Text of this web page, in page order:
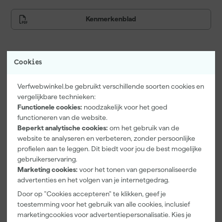
Cookies
Verfwebwinkel.be gebruikt verschillende soorten cookies en
vergelijkbare technieken:
Functionele cookies: noodzakelijk voor het goed
functioneren van de website.
Beperkt analytische cookies: om het gebruik van de
website te analyseren en verbeteren, zonder persoonlijke
profielen aan te leggen. Dit biedt voor jou de best mogelijke
gebruikerservaring.
Marketing cookies: voor het tonen van gepersonaliseerde
advertenties en het volgen van je internetgedrag.
Door op "Cookies accepteren" te klikken, geef je
toestemming voor het gebruik van alle cookies, inclusief
marketingcookies voor advertentiepersonalisatie. Kies je
jouw volgende project!
Kenmerkenblad
Vaak gekocht met
Kip 336-30
Afdekpapier
Zonder Tape -
300mm x
Morgen
Graco TSL
Throat Seal
Liquid
238049
Morgen
Paintura
Lucamax
Washi tape -
50mx24mm
Morgen